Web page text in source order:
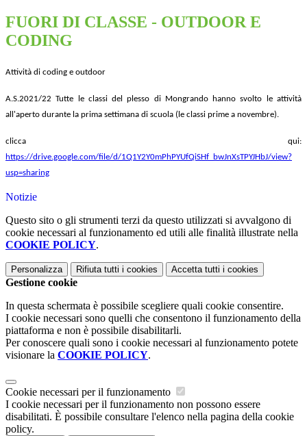
FUORI DI CLASSE - OUTDOOR E
CODING
Attività di coding e outdoor
A.S.2021/22 Tutte le classi del plesso di Mongrando hanno svolto le attività
all'aperto durante la prima settimana di scuola (le classi prime a novembre).
clicca qui:
https://drive.google.com/file/d/1Q1Y2Y0mPhPYUfQiSHf_bwJnXsTPYJHbJ/view?
usp=sharing
Notizie
Questo sito o gli strumenti terzi da questo utilizzati si avvalgono di
cookie necessari al funzionamento ed utili alle finalità illustrate nella
COOKIE POLICY.
Personalizza Rifiuta tutti i cookies Accetta tutti i cookies
Gestione cookie
In questa schermata è possibile scegliere quali cookie consentire.
I cookie necessari sono quelli che consentono il funzionamento della
piattaforma e non è possibile disabilitarli.
Per conoscere quali sono i cookie necessari al funzionamento potete
visionare la COOKIE POLICY.
Cookie necessari per il funzionamento
I cookie necessari per il funzionamento non possono essere
disabilitati. È possibile consultare l'elenco nella pagina della cookie
policy.